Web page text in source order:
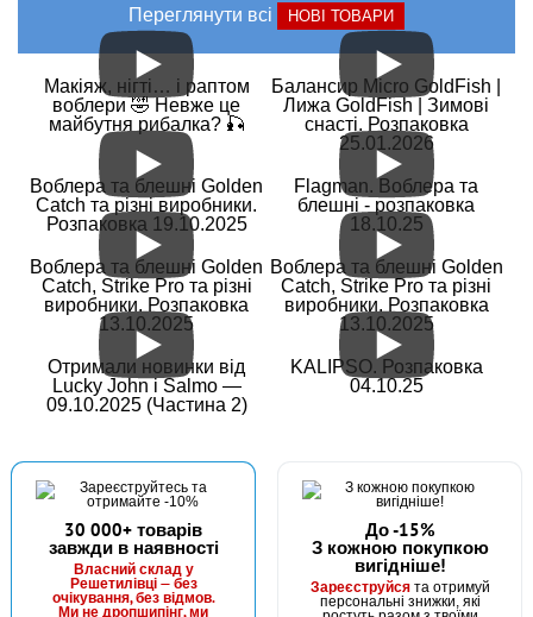
Переглянути всі
НОВІ ТОВАРИ
Макіяж, нігті… і раптом
воблери 🤣 Невже це
майбутня рибалка? 🎣
Балансир Micro GoldFish |
Лижа GoldFish | Зимові
снасті. Розпаковка
25.01.2026
Воблера та блешні Golden
Catch та різні виробники.
Розпаковка 19.10.2025
Flagman. Воблера та
блешні - розпаковка
18.10.25
Воблера та блешні Golden
Catch, Strike Pro та різні
виробники. Розпаковка
13.10.2025
Воблера та блешні Golden
Catch, Strike Pro та різні
виробники. Розпаковка
13.10.2025
Отримали новинки від
Lucky John і Salmo —
09.10.2025 (Частина 2)
KALIPSO. Розпаковка
04.10.25
30 000+ товарів
завжди в наявності
Власний склад у
Решетилівці — без
очікування, без відмов.
Ми не дропшипінг, ми
До -15%
З кожною покупкою
вигідніше!
Зареєструйсята отримуй
персональні знижки, які